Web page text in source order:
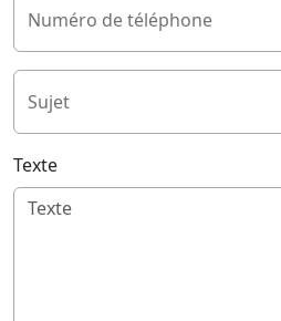
Numéro de téléphone
Sujet
Texte